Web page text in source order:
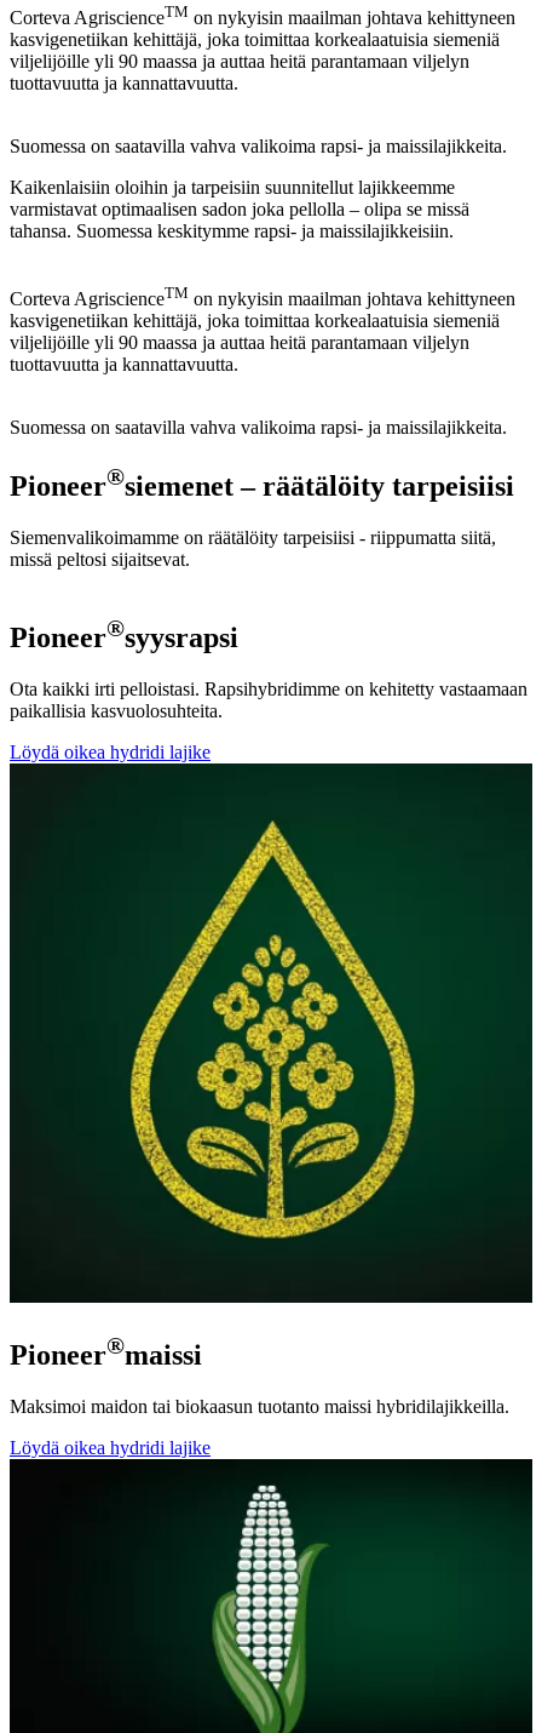
Corteva AgriscienceTM on nykyisin maailman johtava kehittyneen
kasvigenetiikan kehittäjä, joka toimittaa korkealaatuisia siemeniä
viljelijöille yli 90 maassa ja auttaa heitä parantamaan viljelyn
tuottavuutta ja kannattavuutta.
Suomessa on saatavilla vahva valikoima rapsi- ja maissilajikkeita.
Kaikenlaisiin oloihin ja tarpeisiin suunnitellut lajikkeemme
varmistavat optimaalisen sadon joka pellolla – olipa se missä
tahansa. Suomessa keskitymme rapsi- ja maissilajikkeisiin.
Corteva AgriscienceTM on nykyisin maailman johtava kehittyneen
kasvigenetiikan kehittäjä, joka toimittaa korkealaatuisia siemeniä
viljelijöille yli 90 maassa ja auttaa heitä parantamaan viljelyn
tuottavuutta ja kannattavuutta.
Suomessa on saatavilla vahva valikoima rapsi- ja maissilajikkeita.
Pioneer®siemenet – räätälöity tarpeisiisi
Siemenvalikoimamme on räätälöity tarpeisiisi - riippumatta siitä,
missä peltosi sijaitsevat.
Pioneer®syysrapsi
Ota kaikki irti pelloistasi. Rapsihybridimme on kehitetty vastaamaan
paikallisia kasvuolosuhteita.
Löydä oikea hydridi lajike
Pioneer®maissi
Maksimoi maidon tai biokaasun tuotanto maissi hybridilajikkeilla.
Löydä oikea hydridi lajike